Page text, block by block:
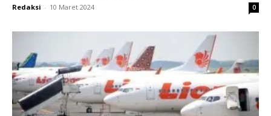
Redaksi - 10 Maret 2024 0